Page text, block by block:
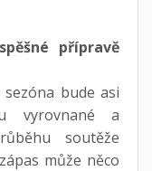
přípravě
bude asi
vyrovnané a
soutěže
může něco